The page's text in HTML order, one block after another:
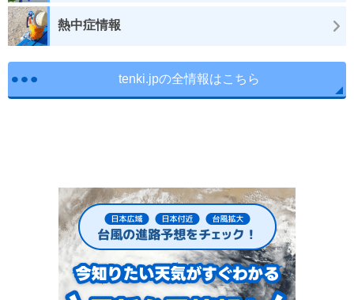
熱中症情報
tenki.jpの全情報はこちら